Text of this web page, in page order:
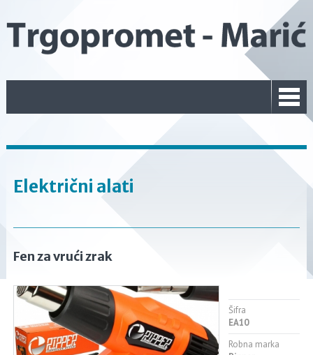
Električni alati
Fen za vrući zrak
Šifra
EA10
Robna marka